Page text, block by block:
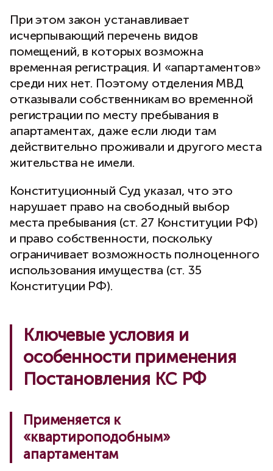
При этом закон устанавливает
исчерпывающий перечень видов
помещений, в которых возможна
временная регистрация. И «апартаментов»
среди них нет. Поэтому отделения МВД
отказывали собственникам во временной
регистрации по месту пребывания в
апартаментах, даже если люди там
действительно проживали и другого места
жительства не имели.
Конституционный Суд указал, что это
нарушает право на свободный выбор
места пребывания (ст. 27 Конституции РФ)
и право собственности, поскольку
ограничивает возможность полноценного
использования имущества (ст. 35
Конституции РФ).
Ключевые условия и
особенности применения
Постановления КС РФ
Применяется к
«квартироподобным»
апартаментам